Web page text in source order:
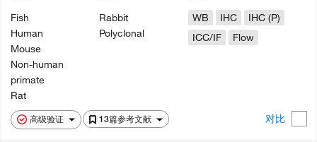
高级验证 13篇参考文献 对比
Fish
Human
Mouse
Non-human
primate
Rat
Rabbit
Polyclonal
WB
IHC
IHC (P)
ICC/IF
Flow